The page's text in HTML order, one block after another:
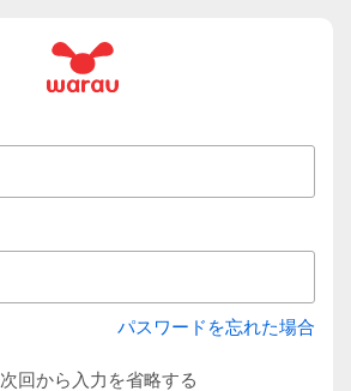
パスワードを忘れた場合
次回から入力を省略する